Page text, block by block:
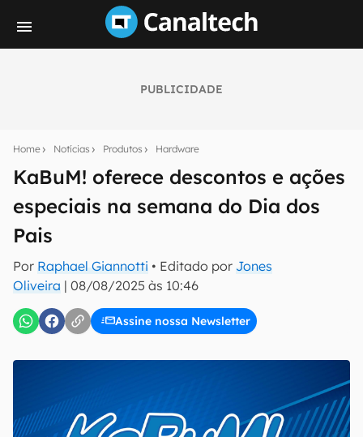
PUBLICIDADE
Home Notícias Produtos Hardware
KaBuM! oferece descontos e ações
especiais na semana do Dia dos
Pais
Por Raphael Giannotti • Editado por Jones
Oliveira | 08/08/2025 às 10:46
Assine nossa Newsletter
notícias e reviews sobre tecnologia em primeira
mão.
E-mail
inscreva-se
Confirmo que li, aceito e concordo com os Termos de
Uso e Política de Privacidade do Canaltech.